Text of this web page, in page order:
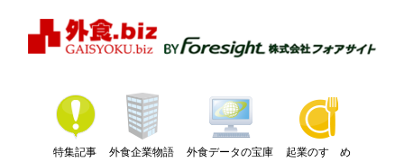
特集記事 外食企業物語 外食データの宝庫 起業のすゝめ